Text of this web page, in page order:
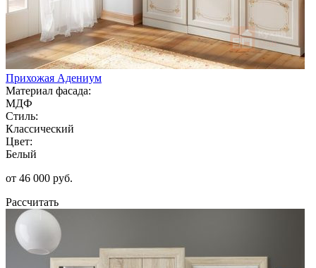
Прихожая Адениум
Материал фасада:
МДФ
Стиль:
Классический
Цвет:
Белый
от 46 000 руб.
Рассчитать